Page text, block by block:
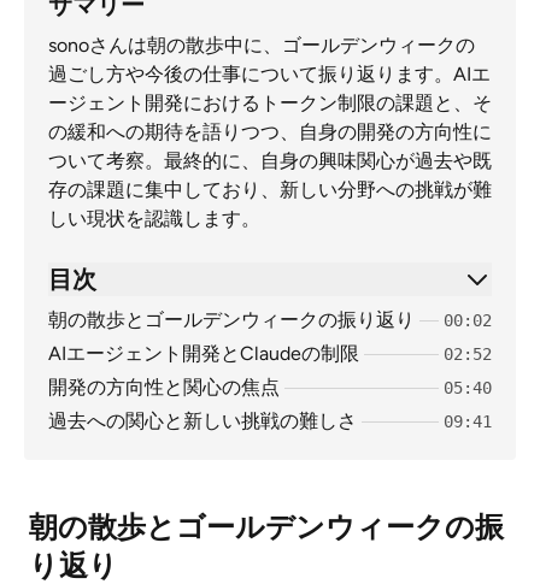
sonoさんは朝の散歩中に、ゴールデンウィークの
過ごし方や今後の仕事について振り返ります。AIエ
ージェント開発におけるトークン制限の課題と、そ
の緩和への期待を語りつつ、自身の開発の方向性に
ついて考察。最終的に、自身の興味関心が過去や既
存の課題に集中しており、新しい分野への挑戦が難
しい現状を認識します。
目次
朝の散歩とゴールデンウィークの振り返り 00:02
AIエージェント開発とClaudeの制限 02:52
開発の方向性と関心の焦点 05:40
過去への関心と新しい挑戦の難しさ 09:41
朝の散歩とゴールデンウィークの振
り返り